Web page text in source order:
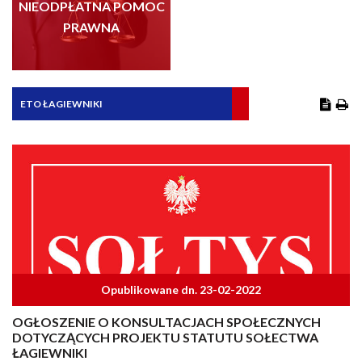
NIEODPŁATNA POMOC
PRAWNA
ETO ŁAGIEWNIKI
Opublikowane dn. 23-02-2022
OGŁOSZENIE O KONSULTACJACH SPOŁECZNYCH
DOTYCZĄCYCH PROJEKTU STATUTU SOŁECTWA
ŁAGIEWNIKI